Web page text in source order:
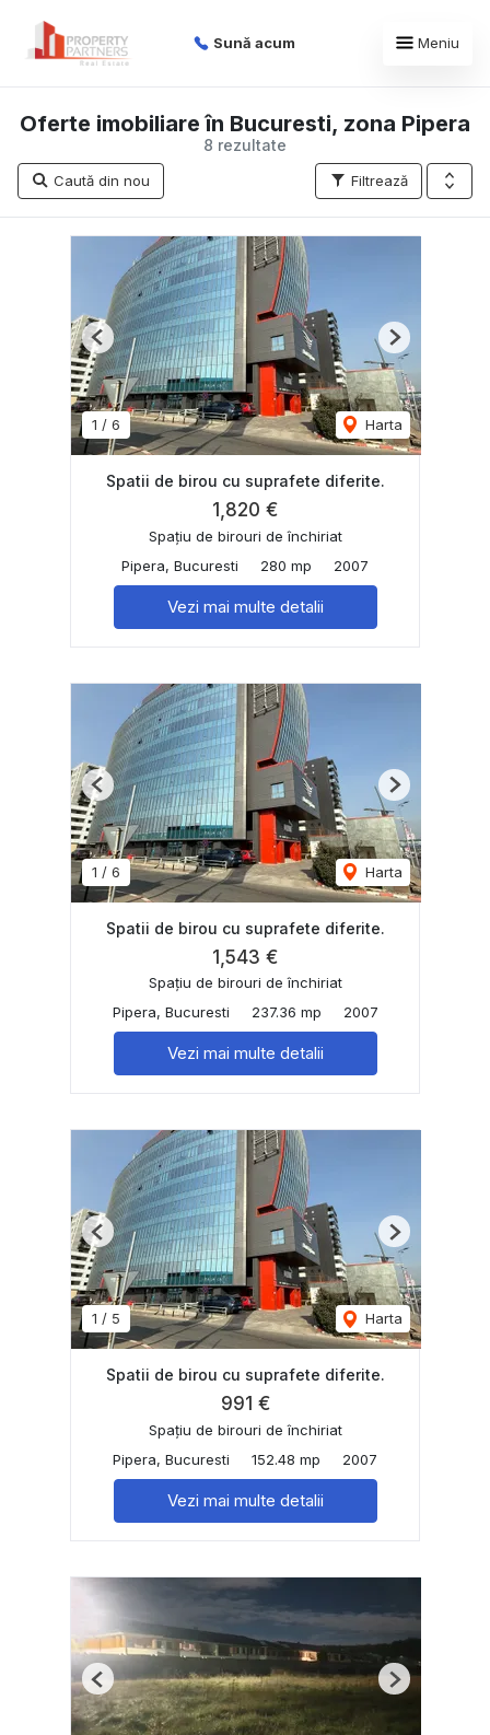
Sună acum Meniu
8 rezultate
Oferte imobiliare în Bucuresti, zona Pipera
Filtrează
Caută din nou
1 / 6 Harta
Previous Next
Spatii de birou cu suprafete diferite.
1,820 €
Spațiu de birouri de închiriat
Pipera, Bucuresti
280 mp 2007
Vezi mai multe detalii
1 / 6 Harta
Previous Next
Spatii de birou cu suprafete diferite.
1,543 €
Spațiu de birouri de închiriat
Pipera, Bucuresti
237.36 mp 2007
Vezi mai multe detalii
1 / 5 Harta
Previous Next
Spatii de birou cu suprafete diferite.
991 €
Spațiu de birouri de închiriat
Pipera, Bucuresti
152.48 mp 2007
Vezi mai multe detalii
Previous Next